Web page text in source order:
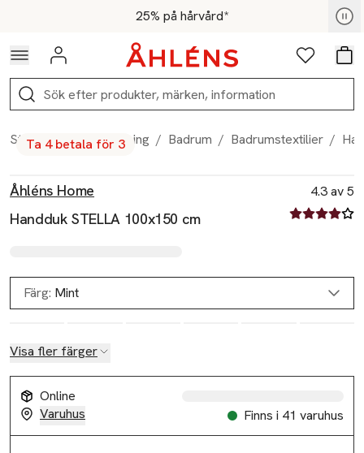
Hoppa till navigationsmenyn25% på hårvård*
För medlemmar - Shoppa nu
Logga in Favoriter
Sök
Start / Hem & inredning / Badrum / Badrumstextilier /
Ta 4 betala för 3
Åhléns Home
Handduk STELLA 100x150 cm
4.3 av 5
4.3 av fem
Färg: Mint
Visa fler färger
Online
Varuhus
Finns i 41 varuhus